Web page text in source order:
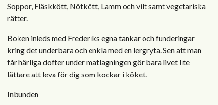
Soppor, Fläskkött, Nötkött, Lamm och vilt samt vegetariska
rätter.
Boken inleds med Frederiks egna tankar och funderingar
kring det underbara och enkla med en lergryta. Sen att man
får härliga dofter under matlagningen gör bara livet lite
lättare att leva för dig som kockar i köket.
Inbunden